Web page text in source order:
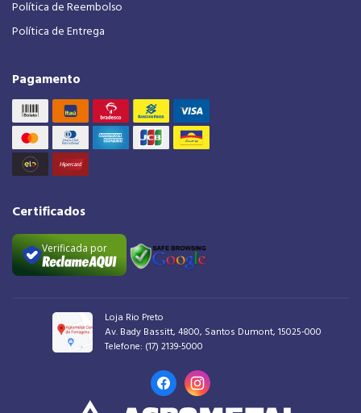
Política de Reembolso
Política de Entrega
Pagamento
Certificados
Verificada por
Loja Rio Preto
Av. Bady Bassitt, 4800, Santos Dumont, 15025-000
Telefone: (17) 2139-5000